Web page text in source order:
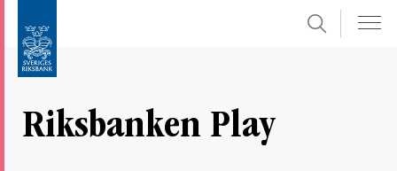
direkt
undersidor
Sök
Riksbanken Play